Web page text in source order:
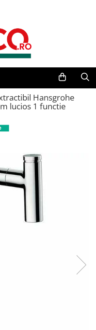
Hansgrohe
lucios 1 functie